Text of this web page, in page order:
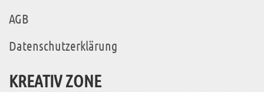
AGB
Datenschutzerklärung
KREATIV ZONE